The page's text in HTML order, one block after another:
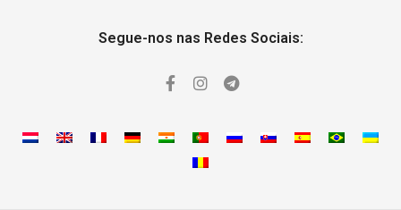
Segue-nos nas Redes Sociais: